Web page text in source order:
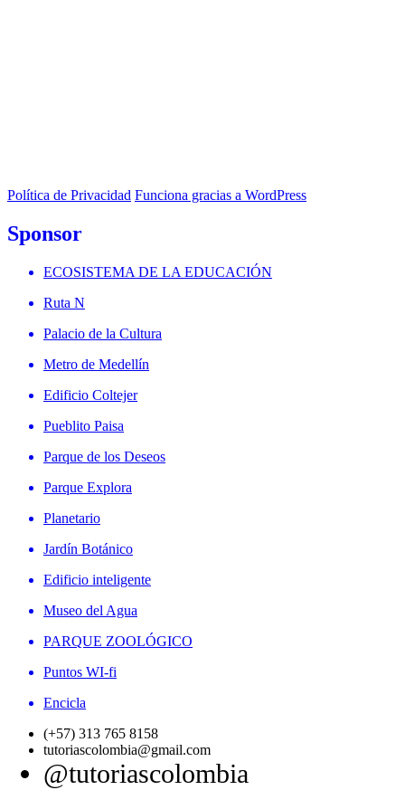
Política de Privacidad Funciona gracias a WordPress
Sponsor
ECOSISTEMA DE LA EDUCACIÓN
Ruta N
Palacio de la Cultura
Metro de Medellín
Edificio Coltejer
Pueblito Paisa
Parque de los Deseos
Parque Explora
Planetario
Jardín Botánico
Edificio inteligente
Museo del Agua
PARQUE ZOOLÓGICO
Puntos WI-fi
Encicla
(+57) 313 765 8158
tutoriascolombia@gmail.com
@tutoriascolombia